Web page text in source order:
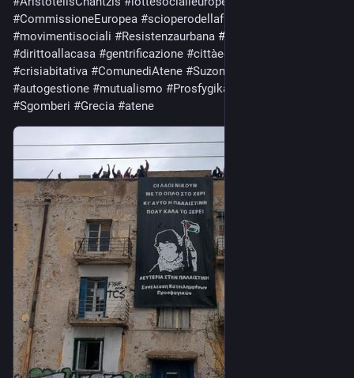
#CommissioneEuropea #scioperodellafame
#movimentisociali #Resistenzaurbana #
#dirittoallacasa #gentrificazione #cittàecapitale
#crisiabitativa #ComunediAtene #SuzonDoppagne
#autogestione #mutualismo #Prosfygika
#Sgomberi #Grecia #atene